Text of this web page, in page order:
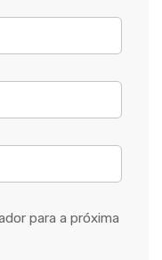
para a próxima